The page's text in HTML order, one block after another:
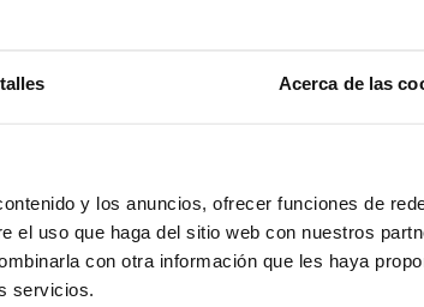
Acerca de las
y los anuncios, ofrecer funciones de
el uso que haga del sitio web con nuestros
con otra información que les haya
servicios.
Siempre flexible y